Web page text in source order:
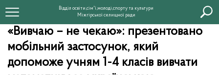
Відділ освіти,сім'ї,молоді,спорту та культури
Міжгірської селищної ради
«Вивчаю – не чекаю»: презентовано
мобільний застосунок, який
допоможе учням 1-4 класів вивчати